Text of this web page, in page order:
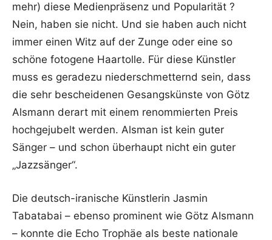
mehr) diese Medienpräsenz und Popularität ?
Nein, haben sie nicht. Und sie haben auch nicht
immer einen Witz auf der Zunge oder eine so
schöne fotogene Haartolle. Für diese Künstler
muss es geradezu niederschmetternd sein, dass
die sehr bescheidenen Gesangskünste von Götz
Alsmann derart mit einem renommierten Preis
hochgejubelt werden. Alsman ist kein guter
Sänger – und schon überhaupt nicht ein guter
„Jazzsänger“.
Die deutsch-iranische Künstlerin Jasmin
Tabatabai – ebenso prominent wie Götz Alsmann
– konnte die Echo Trophäe als beste nationale